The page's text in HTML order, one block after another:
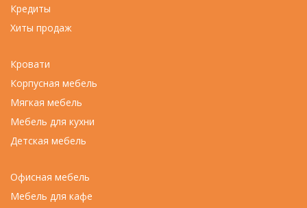
Кредиты
Хиты продаж
Кровати
Корпусная мебель
Мягкая мебель
Мебель для кухни
Детская мебель
Офисная мебель
Мебель для кафе